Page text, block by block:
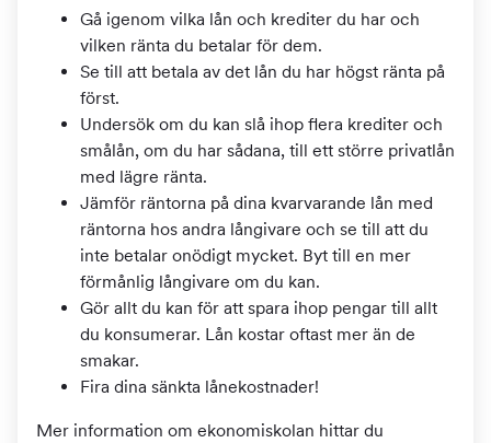
Gå igenom vilka lån och krediter du har och
vilken ränta du betalar för dem.
Se till att betala av det lån du har högst ränta på
först.
Undersök om du kan slå ihop flera krediter och
smålån, om du har sådana, till ett större privatlån
med lägre ränta.
Jämför räntorna på dina kvarvarande lån med
räntorna hos andra långivare och se till att du
inte betalar onödigt mycket. Byt till en mer
förmånlig långivare om du kan.
Gör allt du kan för att spara ihop pengar till allt
du konsumerar. Lån kostar oftast mer än de
smakar.
Fira dina sänkta lånekostnader!
Mer information om ekonomiskolan hittar du